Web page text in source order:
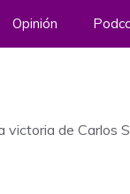
Opinión
victoria de Carlos